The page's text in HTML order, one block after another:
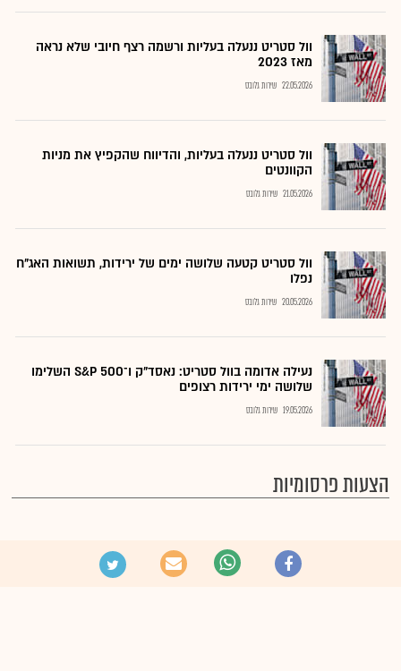
וול סטריט ננעלה בעליות ורשמה רצף חיובי שלא נראה
מאז 2023
22.05.2026 שירות גלובס
וול סטריט ננעלה בעליות, והדיווח שהקפיץ את מניות
הקוונטים
21.05.2026 שירות גלובס
וול סטריט קטעה שלושה ימים של ירידות, תשואות האג"ח
נפלו
20.05.2026 שירות גלובס
נעילה אדומה בוול סטריט: נאסד"ק ו־S&P 500 השלימו
שלושה ימי ירידות רצופים
19.05.2026 שירות גלובס
הצעות פרסומיות